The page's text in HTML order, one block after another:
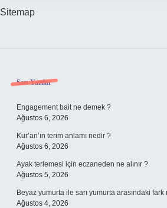
Sitemap
Sidebar
Son Yazılar
Engagement bait ne demek ?
Ağustos 6, 2026
Kur’an’ın terim anlamı nedir ?
Ağustos 6, 2026
Ayak terlemesi için eczaneden ne alınır ?
Ağustos 5, 2026
Beyaz yumurta ile sarı yumurta arasındaki fark
Ağustos 4, 2026